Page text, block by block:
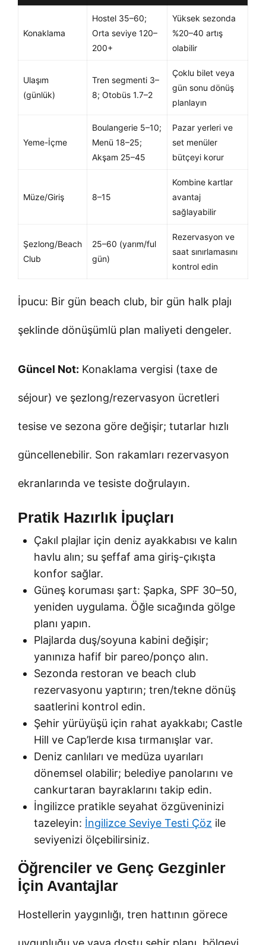
Konaklama
Hostel 35–60;
Orta seviye 120–
200+
Yüksek sezonda
%20–40 artış
olabilir
Ulaşım
(günlük)
Tren segmenti 3–
8; Otobüs 1.7–2
Çoklu bilet veya
gün sonu dönüş
planlayın
Yeme-İçme
Boulangerie 5–10;
Menü 18–25;
Akşam 25–45
Pazar yerleri ve
set menüler
bütçeyi korur
Müze/Giriş 8–15
Kombine kartlar
avantaj
sağlayabilir
Şezlong/Beach
Club
25–60 (yarım/ful
gün)
Rezervasyon ve
saat sınırlamasını
kontrol edin
İpucu: Bir gün beach club, bir gün halk plajı
şeklinde dönüşümlü plan maliyeti dengeler.
Güncel Not: Konaklama vergisi (taxe de
séjour) ve şezlong/rezervasyon ücretleri
tesise ve sezona göre değişir; tutarlar hızlı
güncellenebilir. Son rakamları rezervasyon
ekranlarında ve tesiste doğrulayın.
Pratik Hazırlık İpuçları
Çakıl plajlar için deniz ayakkabısı ve kalın
havlu alın; su şeffaf ama giriş-çıkışta
konfor sağlar.
Güneş koruması şart: Şapka, SPF 30–50,
yeniden uygulama. Öğle sıcağında gölge
planı yapın.
Plajlarda duş/soyuna kabini değişir;
yanınıza hafif bir pareo/ponço alın.
Sezonda restoran ve beach club
rezervasyonu yaptırın; tren/tekne dönüş
saatlerini kontrol edin.
Şehir yürüyüşü için rahat ayakkabı; Castle
Hill ve Cap’lerde kısa tırmanışlar var.
Deniz canlıları ve medüza uyarıları
dönemsel olabilir; belediye panolarını ve
cankurtaran bayraklarını takip edin.
İngilizce pratikle seyahat özgüveninizi
tazeleyin: İngilizce Seviye Testi Çöz ile
seviyenizi ölçebilirsiniz.
Öğrenciler ve Genç Gezginler
İçin Avantajlar
Hostellerin yaygınlığı, tren hattının görece